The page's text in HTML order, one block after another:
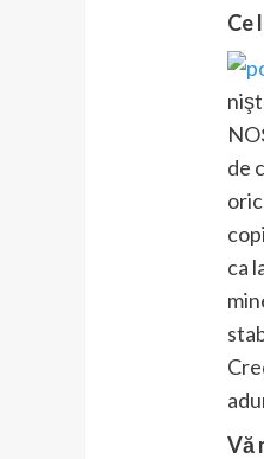
Ce
de
ca
Vă